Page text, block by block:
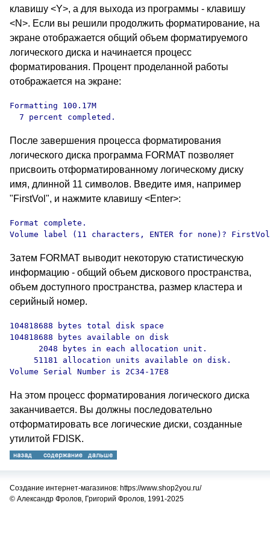
клавишу <Y>, а для выхода из программы - клавишу
<N>. Если вы решили продолжить форматирование, на
экране отображается общий объем форматируемого
логического диска и начинается процесс
форматирования. Процент проделанной работы
отображается на экране:
Formatting 100.17M
  7 percent completed.
После завершения процесса форматирования
логического диска программа FORMAT позволяет
присвоить отформатированному логическому диску
имя, длинной 11 символов. Введите имя, например
"FirstVol", и нажмите клавишу <Enter>:
Format complete.
Volume label (11 characters, ENTER for none)? FirstVol
Затем FORMAT выводит некоторую статистическую
информацию - общий объем дискового пространства,
объем доступного пространства, размер кластера и
серийный номер.
104818688 bytes total disk space
104818688 bytes available on disk
      2048 bytes in each allocation unit.
     51181 allocation units available on disk.
Volume Serial Number is 2C34-17E8
На этом процесс форматирования логического диска
заканчивается. Вы должны последовательно
отформатировать все логические диски, созданные
утилитой FDISK.
Создание интернет-магазинов: https://www.shop2you.ru/
© Александр Фролов, Григорий Фролов, 1991-2025